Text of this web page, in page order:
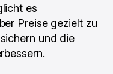
es
Preise gezielt zu
und die